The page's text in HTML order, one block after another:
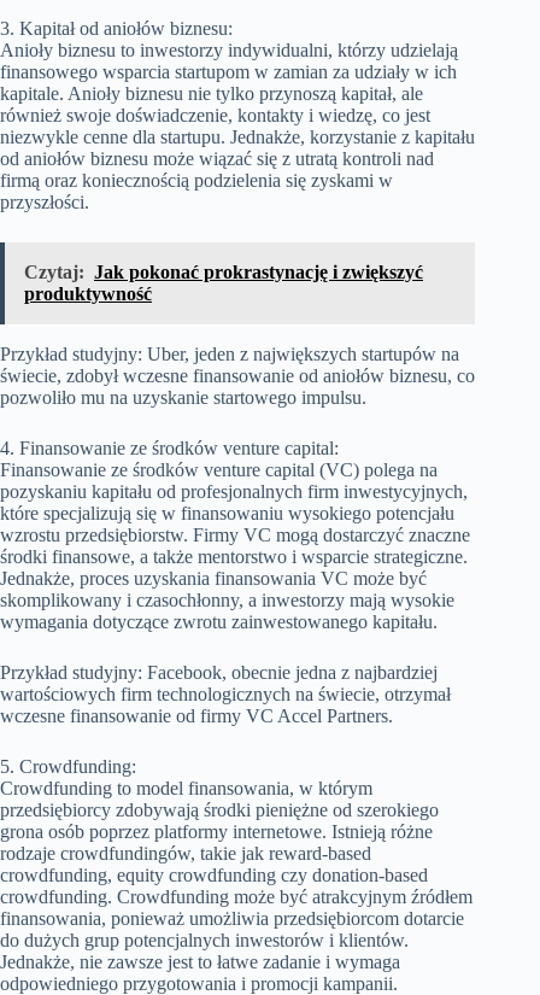
3. Kapitał od aniołów biznesu:
Anioły biznesu to inwestorzy indywidualni, którzy udzielają
finansowego wsparcia startupom w zamian za udziały w ich
kapitale. Anioły biznesu nie tylko przynoszą kapitał, ale
również swoje doświadczenie, kontakty i wiedzę, co jest
niezwykle cenne dla startupu. Jednakże, korzystanie z kapitału
od aniołów biznesu może wiązać się z utratą kontroli nad
firmą oraz koniecznością podzielenia się zyskami w
przyszłości.
Czytaj: Jak pokonać prokrastynację i zwiększyć
produktywność
Przykład studyjny: Uber, jeden z największych startupów na
świecie, zdobył wczesne finansowanie od aniołów biznesu, co
pozwoliło mu na uzyskanie startowego impulsu.
4. Finansowanie ze środków venture capital:
Finansowanie ze środków venture capital (VC) polega na
pozyskaniu kapitału od profesjonalnych firm inwestycyjnych,
które specjalizują się w finansowaniu wysokiego potencjału
wzrostu przedsiębiorstw. Firmy VC mogą dostarczyć znaczne
środki finansowe, a także mentorstwo i wsparcie strategiczne.
Jednakże, proces uzyskania finansowania VC może być
skomplikowany i czasochłonny, a inwestorzy mają wysokie
wymagania dotyczące zwrotu zainwestowanego kapitału.
Przykład studyjny: Facebook, obecnie jedna z najbardziej
wartościowych firm technologicznych na świecie, otrzymał
wczesne finansowanie od firmy VC Accel Partners.
5. Crowdfunding:
Crowdfunding to model finansowania, w którym
przedsiębiorcy zdobywają środki pieniężne od szerokiego
grona osób poprzez platformy internetowe. Istnieją różne
rodzaje crowdfundingów, takie jak reward-based
crowdfunding, equity crowdfunding czy donation-based
crowdfunding. Crowdfunding może być atrakcyjnym źródłem
finansowania, ponieważ umożliwia przedsiębiorcom dotarcie
do dużych grup potencjalnych inwestorów i klientów.
Jednakże, nie zawsze jest to łatwe zadanie i wymaga
odpowiedniego przygotowania i promocji kampanii.